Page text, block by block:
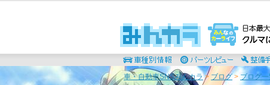
車・自動車SNSみんカラ> ブログ> ブログ